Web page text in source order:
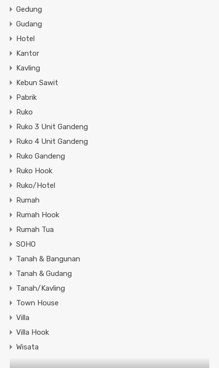
Gedung
Gudang
Hotel
Kantor
Kavling
Kebun Sawit
Pabrik
Ruko
Ruko 3 Unit Gandeng
Ruko 4 Unit Gandeng
Ruko Gandeng
Ruko Hook
Ruko/Hotel
Rumah
Rumah Hook
Rumah Tua
SOHO
Tanah & Bangunan
Tanah & Gudang
Tanah/Kavling
Town House
Villa
Villa Hook
Wisata